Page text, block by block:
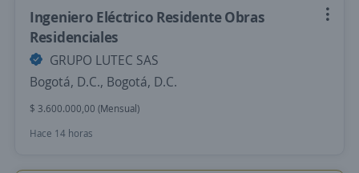
Ingeniero Eléctrico Residente Obras
Residenciales
GRUPO LUTEC SAS
Bogotá, D.C., Bogotá, D.C.
$ 3.600.000,00 (Mensual)
Hace 14 horas